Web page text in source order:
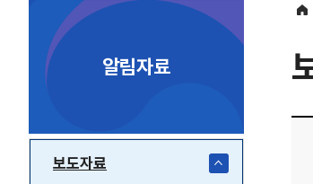
알림자료
보도자료